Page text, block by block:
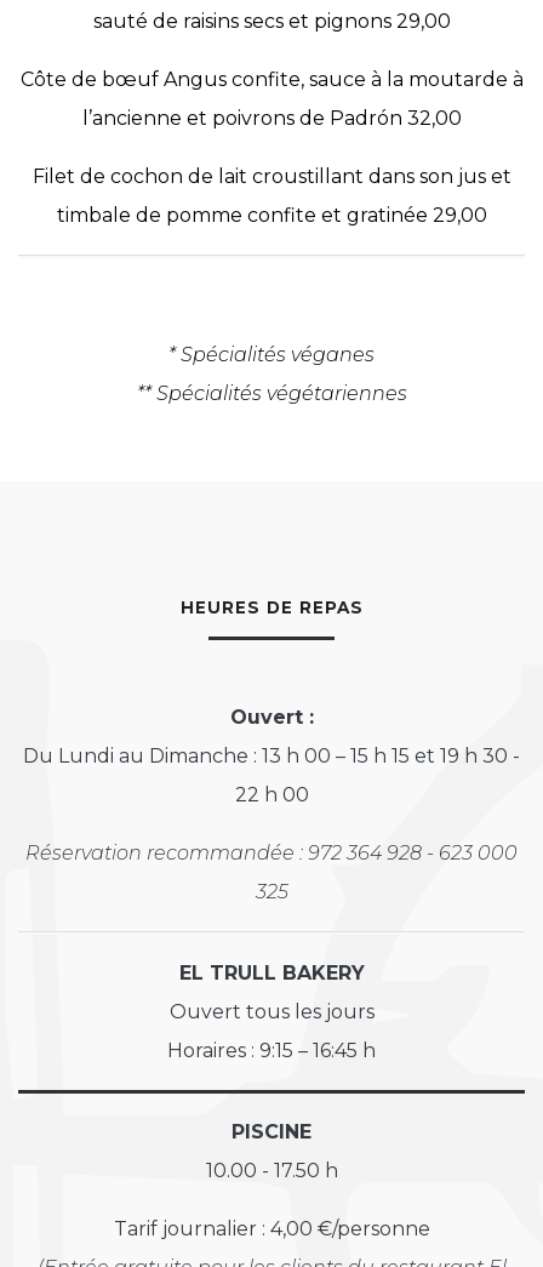
sauté de raisins secs et pignons 29,00
Côte de bœuf Angus confite, sauce à la moutarde à
l’ancienne et poivrons de Padrón 32,00
Filet de cochon de lait croustillant dans son jus et
timbale de pomme confite et gratinée 29,00
* Spécialités véganes
** Spécialités végétariennes
HEURES DE REPAS
Ouvert :
Du Lundi au Dimanche : 13 h 00 – 15 h 15 et 19 h 30 -
22 h 00
Réservation recommandée : 972 364 928 - 623 000
325
EL TRULL BAKERY
Ouvert tous les jours
Horaires : 9:15 – 16:45 h
PISCINE
10.00 - 17.50 h
Tarif journalier : 4,00 €/personne